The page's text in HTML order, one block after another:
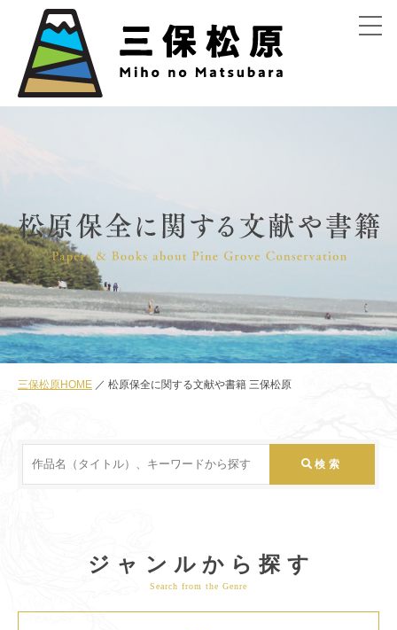
menu
三保松原HOME 松原保全に関する文献や書籍 三保松原
ジャンルから探す
Search from the Genre